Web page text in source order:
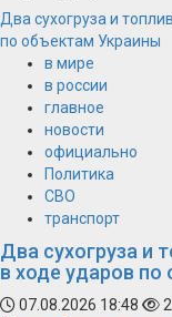
Два сухогруза и
по объектам Украины
в мире
в россии
главное
новости
официально
Политика
СВО
транспорт
Два сухогруза и
в ходе ударов
07.08.2026 18:48
2